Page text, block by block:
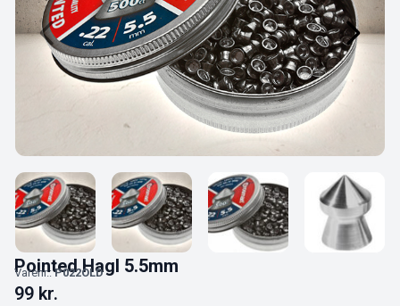
Pointed Hagl 5.5mm
Varenr.:P022OLD
99 kr.